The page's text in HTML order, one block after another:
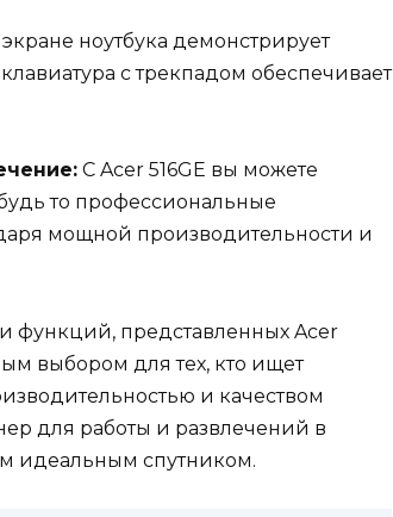
ноутбука демонстрирует
с трекпадом обеспечивает
С Acer 516GE вы можете
то профессиональные
мощной производительности и
и функций, представленных Acer
выбором для тех, кто ищет
и качеством
для работы и развлечений в
идеальным спутником.